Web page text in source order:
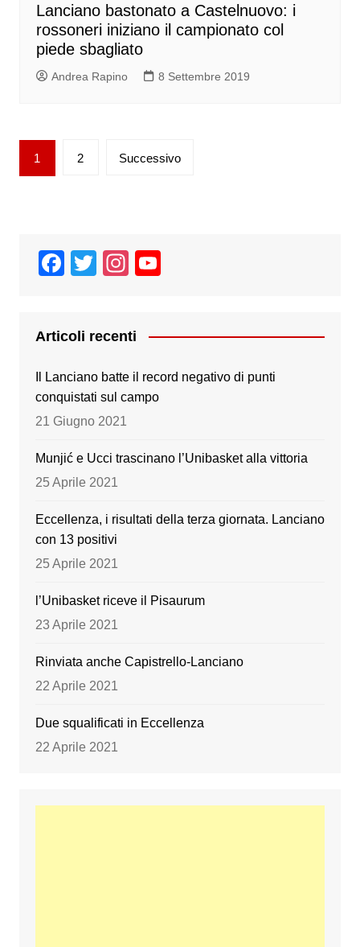
Lanciano bastonato a Castelnuovo: i
rossoneri iniziano il campionato col
piede sbagliato
Andrea Rapino 8 Settembre 2019
Paginazione
degli
1 2 Successivo
F
e
b
o
o
T
er
In
gr
a
m
T
Articoli recenti
Il Lanciano batte il record negativo di punti
conquistati sul campo
21 Giugno 2021
Munjić e Ucci trascinano l’Unibasket alla vittoria
25 Aprile 2021
Eccellenza, i risultati della terza giornata. Lanciano
con 13 positivi
25 Aprile 2021
l’Unibasket riceve il Pisaurum
23 Aprile 2021
Rinviata anche Capistrello-Lanciano
22 Aprile 2021
Due squalificati in Eccellenza
22 Aprile 2021